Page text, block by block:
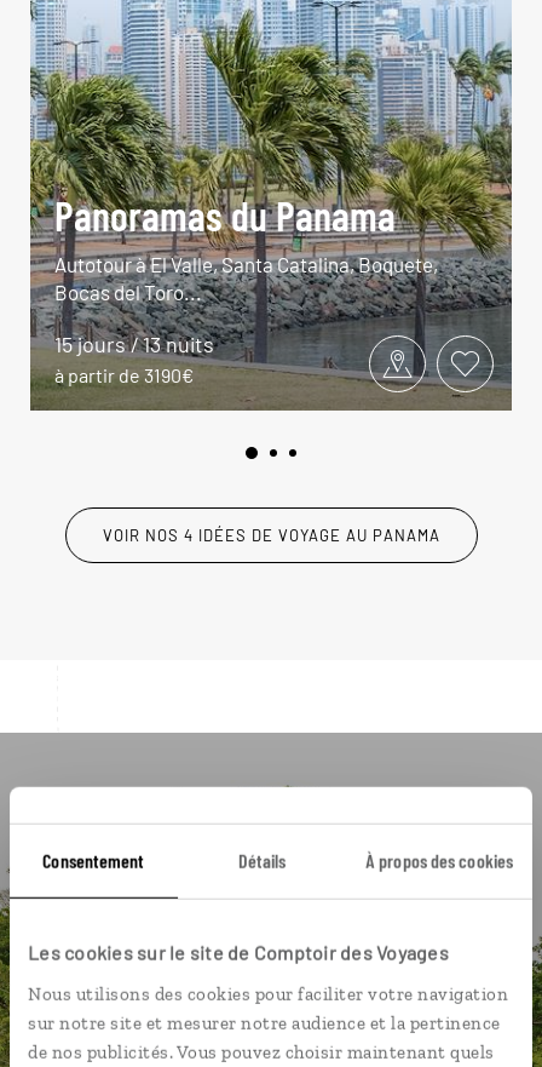
Consentement Détails À propos des cookies
Les cookies sur le site de Comptoir des Voyages
Nous utilisons des cookies pour faciliter votre navigation
sur notre site et mesurer notre audience et la pertinence
de nos publicités. Vous pouvez choisir maintenant quels
Panoramas du Panama
Autotour à El Valle, Santa Catalina, Boquete,
Bocas del Toro...
15 jours / 13 nuits
à partir de 3190€
VOIR NOS 4 IDÉES DE VOYAGE AU PANAMA
Luciole,
l'appli qui vous guide au Panama
La playlist de votre voyage
nos bonnes adresses géolocalisés